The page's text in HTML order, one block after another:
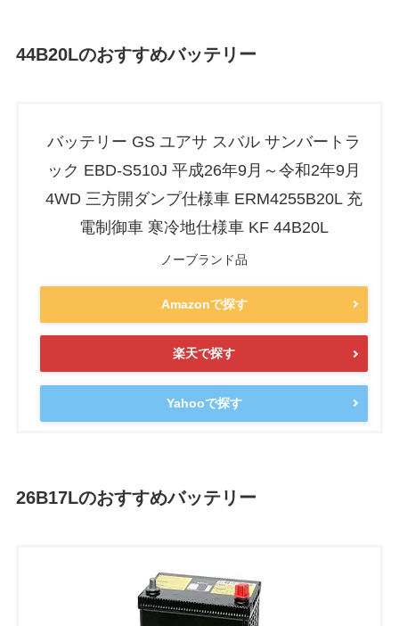
44B20Lのおすすめバッテリー
バッテリー GS ユアサ スバル サンバートラ
ック EBD-S510J 平成26年9月～令和2年9月
4WD 三方開ダンプ仕様車 ERM4255B20L 充
電制御車 寒冷地仕様車 KF 44B20L
ノーブランド品
Amazonで探す
楽天で探す
Yahooで探す
26B17Lのおすすめバッテリー